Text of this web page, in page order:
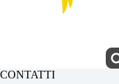
CONTATTI